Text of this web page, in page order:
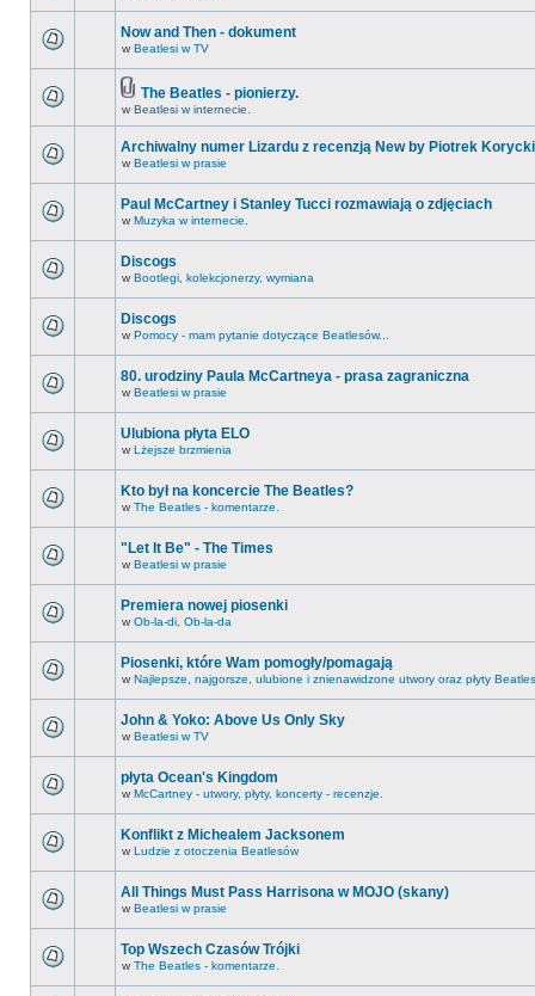
Now and Then - dokument
w Beatlesi w TV
The Beatles - pionierzy.
w Beatlesi w internecie.
Archiwalny numer Lizardu z recenzją New by Piotrek Korycki
w Beatlesi w prasie
Paul McCartney i Stanley Tucci rozmawiają o zdjęciach
w Muzyka w internecie.
Discogs
w Bootlegi, kolekcjonerzy, wymiana
Discogs
w Pomocy - mam pytanie dotyczące Beatlesów...
80. urodziny Paula McCartneya - prasa zagraniczna
w Beatlesi w prasie
Ulubiona płyta ELO
w Lżejsze brzmienia
Kto był na koncercie The Beatles?
w The Beatles - komentarze.
"Let It Be" - The Times
w Beatlesi w prasie
Premiera nowej piosenki
w Ob-la-di, Ob-la-da
Piosenki, które Wam pomogły/pomagają
w Najlepsze, najgorsze, ulubione i znienawidzone utwory oraz płyty
John & Yoko: Above Us Only Sky
w Beatlesi w TV
płyta Ocean's Kingdom
w McCartney - utwory, płyty, koncerty - recenzje.
Konflikt z Michealem Jacksonem
w Ludzie z otoczenia Beatlesów
All Things Must Pass Harrisona w MOJO (skany)
w Beatlesi w prasie
Top Wszech Czasów Trójki
w The Beatles - komentarze.